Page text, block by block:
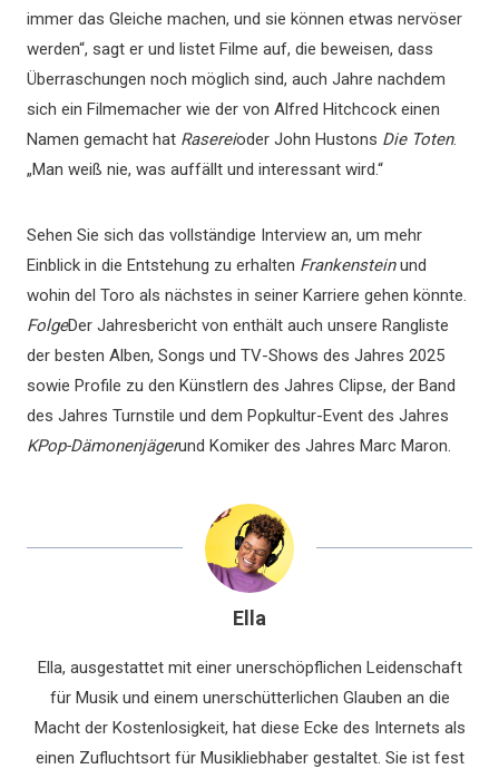
immer das Gleiche machen, und sie können etwas nervöser
werden“, sagt er und listet Filme auf, die beweisen, dass
Überraschungen noch möglich sind, auch Jahre nachdem
sich ein Filmemacher wie der von Alfred Hitchcock einen
Namen gemacht hat Rasereioder John Hustons Die Toten.
„Man weiß nie, was auffällt und interessant wird.“
Sehen Sie sich das vollständige Interview an, um mehr
Einblick in die Entstehung zu erhalten Frankensteinund
wohin del Toro als nächstes in seiner Karriere gehen könnte.
FolgeDer Jahresbericht von enthält auch unsere Rangliste
der besten Alben, Songs und TV-Shows des Jahres 2025
sowie Profile zu den Künstlern des Jahres Clipse, der Band
des Jahres Turnstile und dem Popkultur-Event des Jahres
KPop-Dämonenjägerund Komiker des Jahres Marc Maron.
Ella
Ella, ausgestattet mit einer unerschöpflichen Leidenschaft
für Musik und einem unerschütterlichen Glauben an die
Macht der Kostenlosigkeit, hat diese Ecke des Internets als
einen Zufluchtsort für Musikliebhaber gestaltet. Sie ist fest